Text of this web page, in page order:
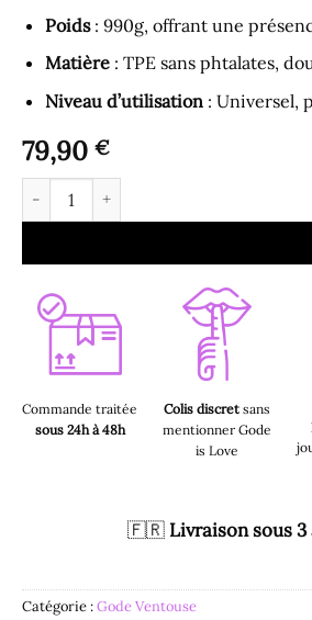
Poids: 990g, offrant une
Matière: TPE sans phtalates,
Niveau d’utilisation: Universel,
79,90 €
quantité de Gode Ventouse - Grand
Commande traitée
sous 24h à 48h
Colis discret sans
mentionner Gode
is Love
🇫🇷 Livraison sous
Catégorie :Gode Ventouse